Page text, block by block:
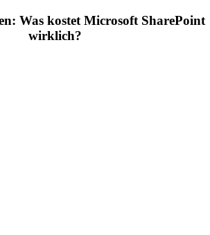
Was kostet Microsoft SharePoint
wirklich?